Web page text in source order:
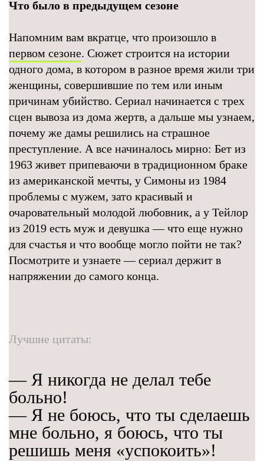
Что было в предыдущем сезоне
Напомним вам вкратце, что произошло в
первом сезоне. Сюжет строится на истории
одного дома, в котором в разное время жили три
женщины, совершившие по тем или иным
причинам убийство. Сериал начинается с трех
сцен вывоза из дома жертв, а дальше мы узнаем,
почему же дамы решились на страшное
преступление. А все начиналось мирно: Бет из
1963 живет припеваючи в традиционном браке
из американской мечты, у Симоны из 1984
проблемы с мужем, зато красивый и
очаровательный молодой любовник, а у Тейлор
из 2019 есть муж и девушка — что еще нужно
для счастья и что вообще могло пойти не так?
Посмотрите и узнаете — сериал держит в
напряжении до самого конца.
Лучшие цитаты:
— Я никогда не делал тебе
больно!
— Я не боюсь, что ты сделаешь
мне больно, я боюсь, что ты
решишь меня «успокоить»!